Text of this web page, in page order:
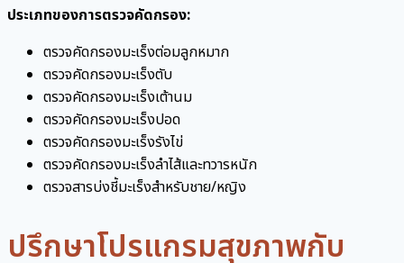
ประเภทของการตรวจคัดกรอง:
ตรวจคัดกรองมะเร็งต่อมลูกหมาก
ตรวจคัดกรองมะเร็งตับ
ตรวจคัดกรองมะเร็งเต้านม
ตรวจคัดกรองมะเร็งปอด
ตรวจคัดกรองมะเร็งรังไข่
ตรวจคัดกรองมะเร็งลำไส้และทวารหนัก
ตรวจสารบ่งชี้มะเร็งสำหรับชาย/หญิง
ปรึกษาโปรแกรมสุขภาพกับ